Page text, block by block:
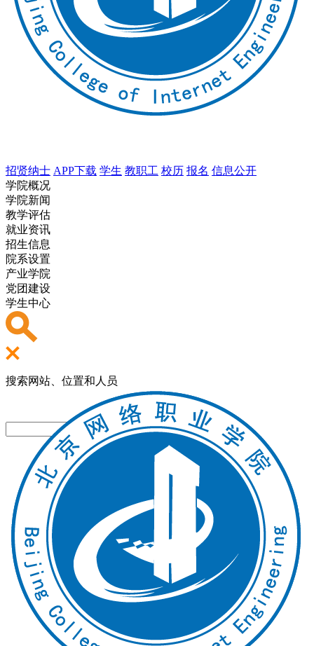
招贤纳士 APP下载 学生 教职工 校历 报名 信息公开
学院概况
学院新闻
教学评估
就业资讯
招生信息
院系设置
产业学院
党团建设
学生中心
搜索网站、位置和人员